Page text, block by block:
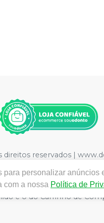
direitos reservados |
20 | Rua Floriano
:1.21736-3
Privacidade e
é o do Carrinho de
para personalizar anúncios
com a nossa Política de